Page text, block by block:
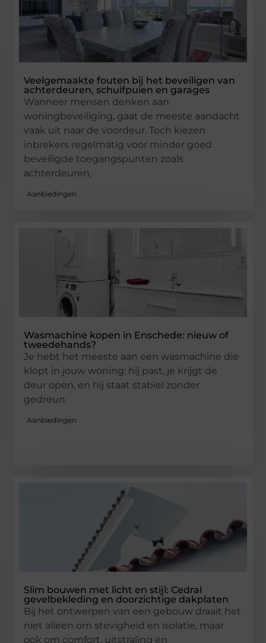
Veelgemaakte fouten bij het beveiligen van
achterdeuren, schuifpuien en garages
Wanneer mensen denken aan
woningbeveiliging, gaat de meeste aandacht
vaak uit naar de voordeur. Toch kiezen
inbrekers regelmatig voor minder goed
beveiligde toegangspunten zoals
achterdeuren,
Aanbiedingen
Wasmachine kopen in Enschede: nieuw of
tweedehands?
Je hebt het meeste aan een wasmachine die
klopt in jouw woning: hij past, je krijgt de
deur open, en hij staat stabiel zonder
gedreun
Aanbiedingen
Slim bouwen met licht en stijl: Cedral
gevelbekleding en doorzichtige dakplaten
Bij het ontwerpen van een gebouw draait het
niet alleen om stevigheid en isolatie, maar
ook om comfort, uitstraling en